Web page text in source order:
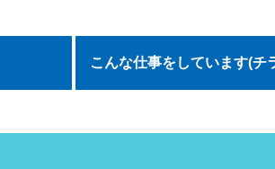
こんな仕事をしています(チ